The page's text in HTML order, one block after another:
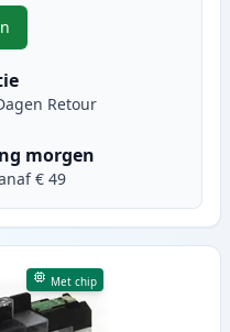
passenBrother LC3219
Retour
morgen
€ 49
Met chip